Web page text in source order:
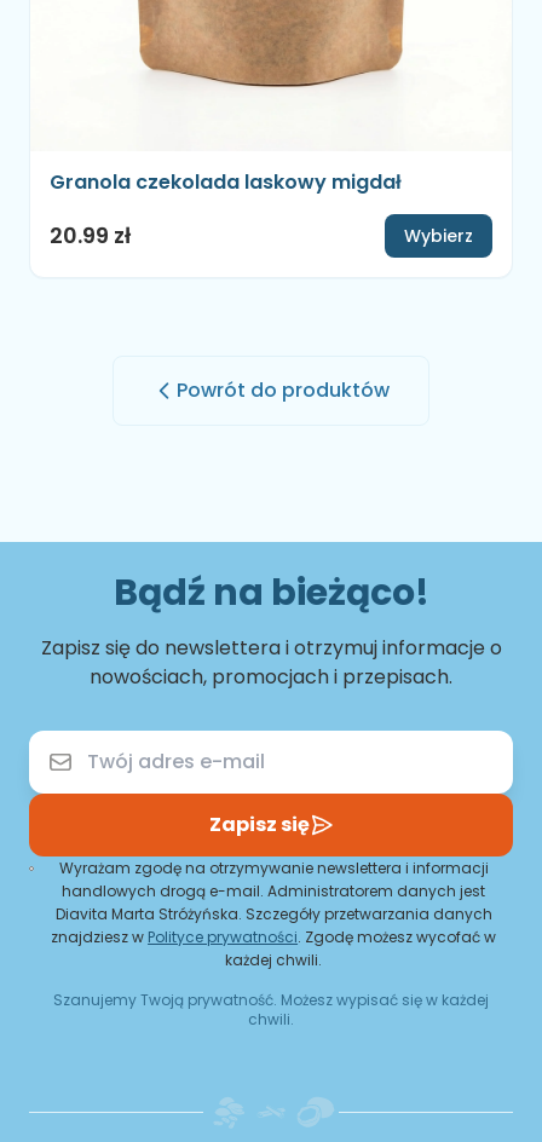
Granola czekolada laskowy migdał
20.99 zł Wybierz
Powrót do produktów
Bądź na bieżąco!
Zapisz się do newslettera i otrzymuj informacje o
nowościach, promocjach i przepisach.
Zapisz się
Wyrażam zgodę na otrzymywanie newslettera i informacji
handlowych drogą e-mail. Administratorem danych jest
Diavita Marta Stróżyńska. Szczegóły przetwarzania danych
znajdziesz w Polityce prywatności. Zgodę możesz wycofać w
każdej chwili.
Szanujemy Twoją prywatność. Możesz wypisać się w każdej
chwili.